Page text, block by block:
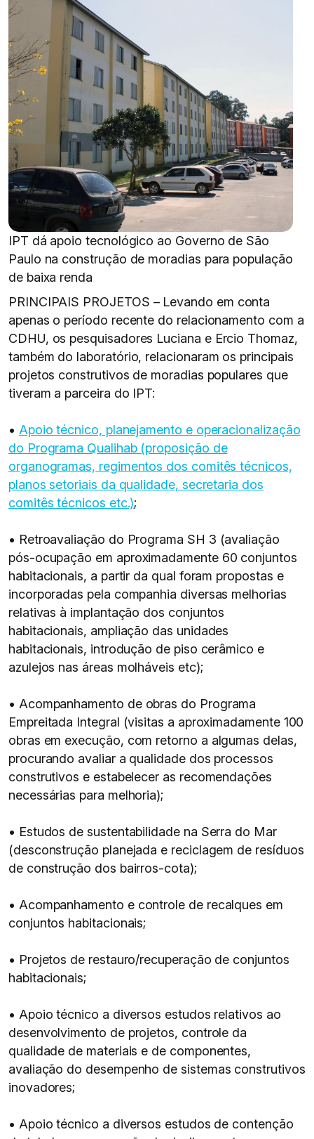
IPT dá apoio tecnológico ao Governo de São
Paulo na construção de moradias para população
de baixa renda
PRINCIPAIS PROJETOS – Levando em conta
apenas o período recente do relacionamento com a
CDHU, os pesquisadores Luciana e Ercio Thomaz,
também do laboratório, relacionaram os principais
projetos construtivos de moradias populares que
tiveram a parceira do IPT:
• Apoio técnico, planejamento e operacionalização
do Programa Qualihab (proposição de
organogramas, regimentos dos comitês técnicos,
planos setoriais da qualidade, secretaria dos
comitês técnicos etc.);
• Retroavaliação do Programa SH 3 (avaliação
pós-ocupação em aproximadamente 60 conjuntos
habitacionais, a partir da qual foram propostas e
incorporadas pela companhia diversas melhorias
relativas à implantação dos conjuntos
habitacionais, ampliação das unidades
habitacionais, introdução de piso cerâmico e
azulejos nas áreas molháveis etc);
• Acompanhamento de obras do Programa
Empreitada Integral (visitas a aproximadamente 100
obras em execução, com retorno a algumas delas,
procurando avaliar a qualidade dos processos
construtivos e estabelecer as recomendações
necessárias para melhoria);
• Estudos de sustentabilidade na Serra do Mar
(desconstrução planejada e reciclagem de resíduos
de construção dos bairros-cota);
• Acompanhamento e controle de recalques em
conjuntos habitacionais;
• Projetos de restauro/recuperação de conjuntos
habitacionais;
• Apoio técnico a diversos estudos relativos ao
desenvolvimento de projetos, controle da
qualidade de materiais e de componentes,
avaliação do desempenho de sistemas construtivos
inovadores;
• Apoio técnico a diversos estudos de contenção